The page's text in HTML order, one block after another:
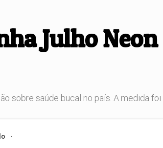
Julho
sobre saúde bucal no país. A medida